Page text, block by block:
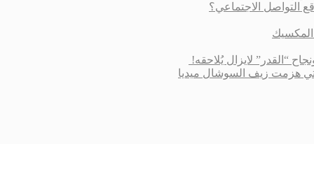
الاجتماعي؟
هزمت زيف السوشال ميديا